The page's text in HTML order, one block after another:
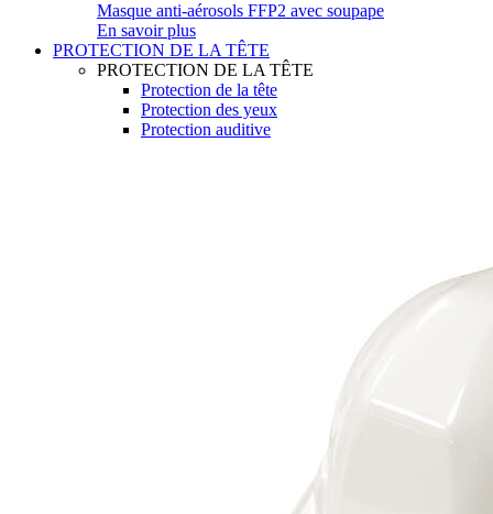
Masque anti-aérosols FFP2 avec soupape
En savoir plus
PROTECTION DE LA TÊTE
PROTECTION DE LA TÊTE
Protection de la tête
Protection des yeux
Protection auditive